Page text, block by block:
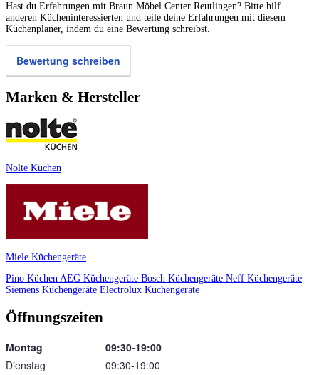
Hast du Erfahrungen mit Braun Möbel Center Reutlingen? Bitte hilf
anderen Kücheninteressierten und teile deine Erfahrungen mit diesem
Küchenplaner, indem du eine Bewertung schreibst.
Bewertung schreiben
Marken & Hersteller
Nolte Küchen
Miele Küchengeräte
Pino Küchen AEG Küchengeräte Bosch Küchengeräte Neff Küchengeräte
Siemens Küchengeräte Electrolux Küchengeräte
Öffnungszeiten
Montag
09:30‑19:00
Dienstag
09:30‑19:00